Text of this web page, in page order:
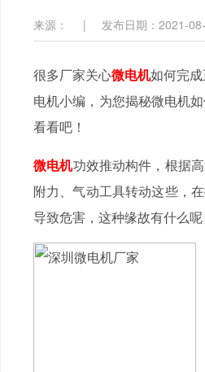
来源： | 发布日期：2021-
很多厂家关心微电机如何完
电机小编，为您揭秘微电机
看看吧！
微电机功效推动构件，根据
附力、气动工具转动这些，
导致危害，这种缘故有什么